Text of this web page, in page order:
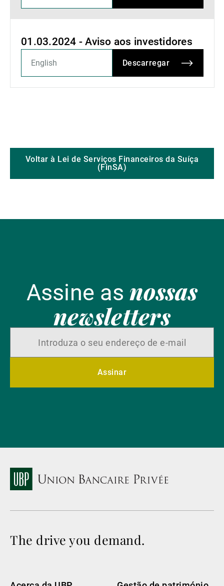
01.03.2024 - Aviso aos investidores
Descarregar
Voltar à Lei de Serviços Financeiros da Suíça
(FinSA)
Assine as nossas
newsletters
Assinar
The drive you demand.